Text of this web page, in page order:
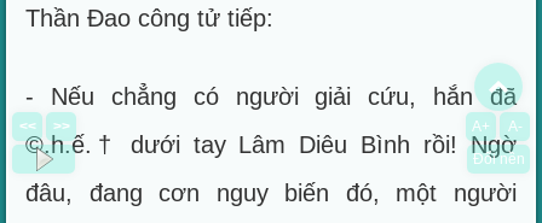
Thần Đao công tử tiếp:
- Nếu chẳng có người giải cứu, hắn đã
©.h.ế.† dưới tay Lâm Diêu Bình rồi! Ngờ
đâu, đang cơn nguy biến đó, một người
>>
<< A+
A-
Đổi nền